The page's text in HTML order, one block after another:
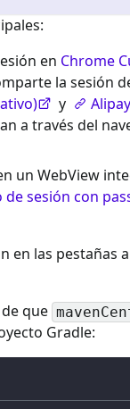
en Chrome
la sesión
y
a través del
un WebView
de sesión con
en las pestañas
que
Gradle: